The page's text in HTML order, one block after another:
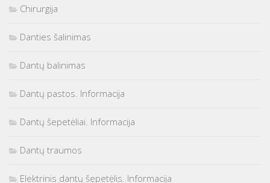
Chirurgija
Danties šalinimas
Dantų balinimas
Dantų pastos. Informacija
Dantų šepetėliai. Informacija
Dantų traumos
Elektrinis dantų šepetėlis. Informacija